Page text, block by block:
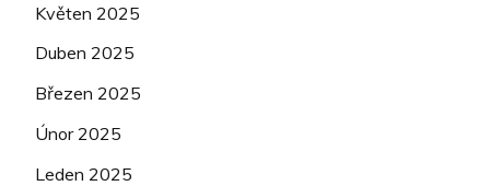
Květen 2025
Duben 2025
Březen 2025
Únor 2025
Leden 2025